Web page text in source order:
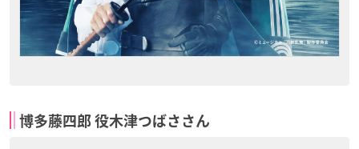
博多藤四郎 役木津つばささん